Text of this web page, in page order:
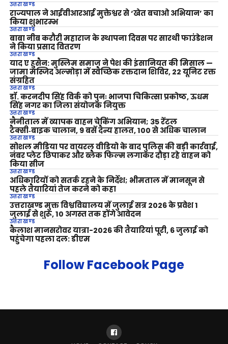
उत्तराखण्ड
राज्यपाल ने आईवीआरआई मुक्तेश्वर से ‘खेत बचाओ अभियान’ का
किया शुभारम्भ
उत्तराखण्ड
बाबा नीब करौरी महाराज के स्थापना दिवस पर सारथी फाउंडेशन
ने किया प्रसाद वितरण
उत्तराखण्ड
याद ए हुसैन: मुस्लिम समाज ने पेश की इंसानियत की मिसाल —
जामा मस्जिद अल्मोड़ा में स्वैच्छिक रक्तदान शिविर, 22 यूनिट रक्त
संग्रहित
उत्तराखण्ड
डॉ. करनदीप सिंह विर्क को पुनः भाजपा चिकित्सा प्रकोष्ठ, ऊधम
सिंह नगर का जिला संयोजक नियुक्त
उत्तराखण्ड
नैनीताल में व्यापक वाहन चेकिंग अभियान; 35 रेंटल
टैक्सी‑बाइक चालान, 9 बसें दैन्य हालत, 100 से अधिक चालान
उत्तराखण्ड
सोशल मीडिया पर वायरल वीडियो के बाद पुलिस की बड़ी कार्रवाई,
नंबर प्लेट छिपाकर और ब्लैक फिल्म लगाकर दौड़ा रहे वाहन को
किया सीज
उत्तराखण्ड
अधिकारियों को सतर्क रहने के निर्देश; भीमताल में मानसून से
पहले तैयारियां तेज करने को कहा
उत्तराखण्ड
उत्तराखण्ड मुक्त विश्वविद्यालय में जुलाई सत्र 2026 के प्रवेश 1
जुलाई से शुरू, 10 अगस्त तक होंगे आवेदन
उत्तराखण्ड
कैलाश मानसरोवर यात्रा-2026 की तैयारियां पूरी, 6 जुलाई को
पहुंचेगा पहला दल: डीएम
Follow Facebook Page